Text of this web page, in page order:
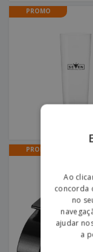
PROMO
PROMO
Ao
concorda
no
ajudar
a